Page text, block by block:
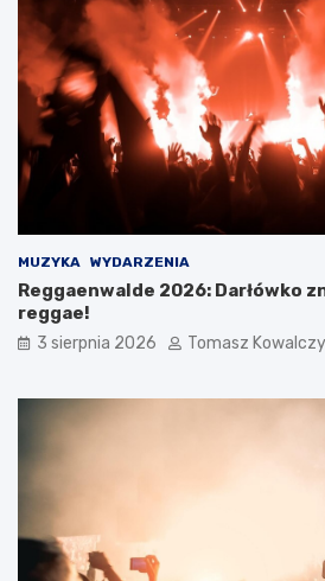
MUZYKA WYDARZENIA
Reggaenwalde 2026: Darłówko
reggae!
3 sierpnia 2026 Tomasz